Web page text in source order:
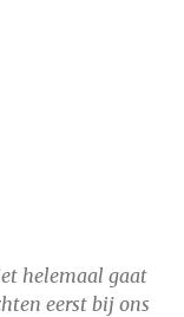
helemaal gaat
eerst bij ons